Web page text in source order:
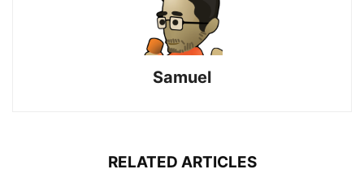
Samuel
RELATED ARTICLES